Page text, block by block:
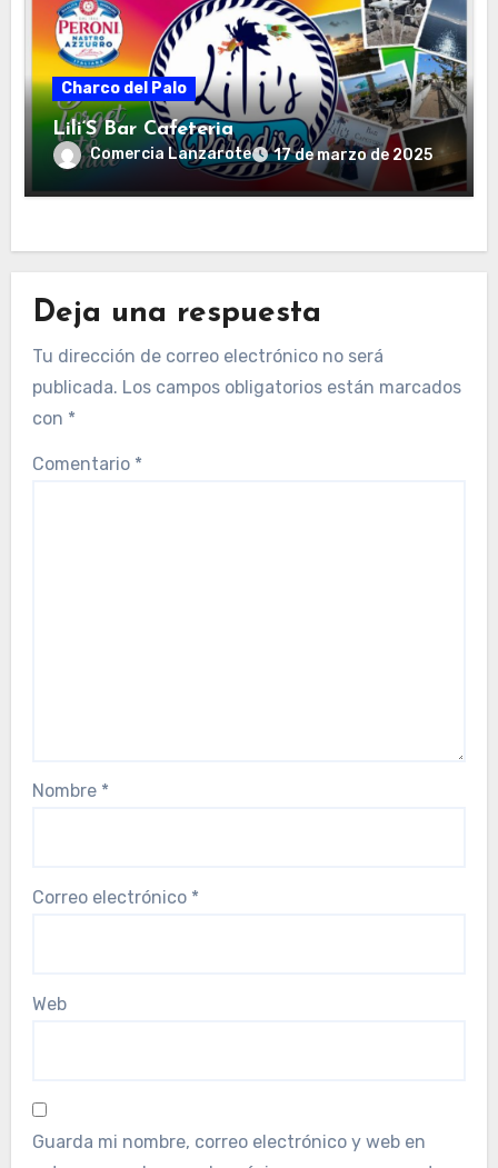
Charco del Palo
Lili‘S Bar Cafeteria
Comercia Lanzarote 17 de marzo de 2025
Deja una respuesta
Tu dirección de correo electrónico no será
publicada. Los campos obligatorios están marcados
con *
Comentario *
Nombre *
Correo electrónico *
Web
Guarda mi nombre, correo electrónico y web en